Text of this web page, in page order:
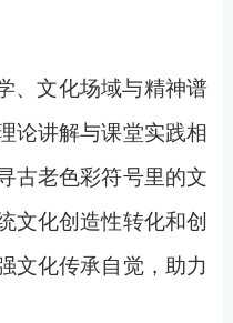
、文化场域与精神谱
论讲解与课堂实践相
古老色彩符号里的文
文化创造性转化和创
文化传承自觉，助力